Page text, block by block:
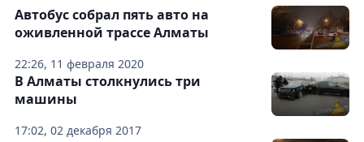
22:26, 11 февраля 2020
Автобус собрал пять авто на
оживленной трассе Алматы
17:02, 02 декабря 2017
В Алматы столкнулись три
машины